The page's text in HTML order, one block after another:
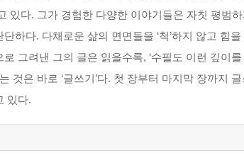
있다. 그가 경험한 다양한 이야기들은 자칫 평범
하다. 다채로운 삶의 면면들을 ‘척’하지 않고 힘
그려낸 그의 글은 읽을수록, ‘수필도 이런 깊이
것은 바로 ‘글쓰기’다. 첫 장부터 마지막 장까지
있다.